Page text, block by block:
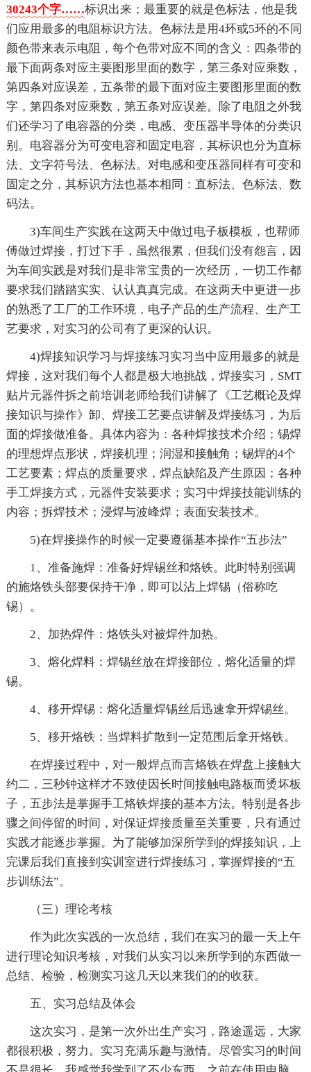
30243个字……标识出来；最重要的就是色标法，他是我
们应用最多的电阻标识方法。色标法是用4环或5环的不同
颜色带来表示电阻，每个色带对应不同的含义：四条带的
最下面两条对应主要图形里面的数字，第三条对应乘数，
第四条对应误差，五条带的最下面对应主要图形里面的数
字，第四条对应乘数，第五条对应误差。除了电阻之外我
们还学习了电容器的分类，电感、变压器半导体的分类识
别。电容器分为可变电容和固定电容，其标识也分为直标
法、文字符号法、色标法。对电感和变压器同样有可变和
固定之分，其标识方法也基本相同：直标法、色标法、数
码法。
3)车间生产实践在这两天中做过电子板模板，也帮师
傅做过焊接，打过下手，虽然很累，但我们没有怨言，因
为车间实践是对我们是非常宝贵的一次经历，一切工作都
要求我们踏踏实实、认认真真完成。在这两天中更进一步
的熟悉了工厂的工作环境，电子产品的生产流程、生产工
艺要求，对实习的公司有了更深的认识。
4)焊接知识学习与焊接练习实习当中应用最多的就是
焊接，这对我们每个人都是极大地挑战，焊接实习，SMT
贴片元器件拆之前培训老师给我们讲解了《工艺概论及焊
接知识与操作》卸、焊接工艺要点讲解及焊接练习，为后
面的焊接做准备。具体内容为：各种焊接技术介绍；锡焊
的理想焊点形状，焊接机理；润湿和接触角；锡焊的4个
工艺要素；焊点的质量要求，焊点缺陷及产生原因；各种
手工焊接方式，元器件安装要求；实习中焊接技能训练的
内容；拆焊技术；浸焊与波峰焊；表面安装技术。
5)在焊接操作的时候一定要遵循基本操作“五步法”
1、准备施焊：准备好焊锡丝和烙铁。此时特别强调
的施烙铁头部要保持干净，即可以沾上焊锡（俗称吃
锡）。
2、加热焊件：烙铁头对被焊件加热。
3、熔化焊料：焊锡丝放在焊接部位，熔化适量的焊
锡。
4、移开焊锡：熔化适量焊锡丝后迅速拿开焊锡丝。
5、移开烙铁：当焊料扩散到一定范围后拿开烙铁。
在焊接过程中，对一般焊点而言烙铁在焊盘上接触大
约二，三秒钟这样才不致使因长时间接触电路板而烫坏板
子，五步法是掌握手工烙铁焊接的基本方法。特别是各步
骤之间停留的时间，对保证焊接质量至关重要，只有通过
实践才能逐步掌握。为了能够加深所学到的焊接知识，上
完课后我们直接到实训室进行焊接练习，掌握焊接的“五
步训练法”。
（三）理论考核
作为此次实践的一次总结，我们在实习的最一天上午
进行理论知识考核，对我们从实习以来所学到的东西做一
总结、检验，检测实习这几天以来我们的的收获。
五、实习总结及体会
这次实习，是第一次外出生产实习，路途遥远，大家
都很积极，努力。实习充满乐趣与激情。尽管实习的时间